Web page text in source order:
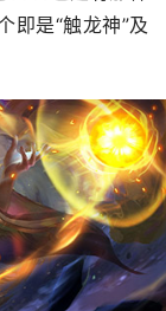
即是“触龙神”及